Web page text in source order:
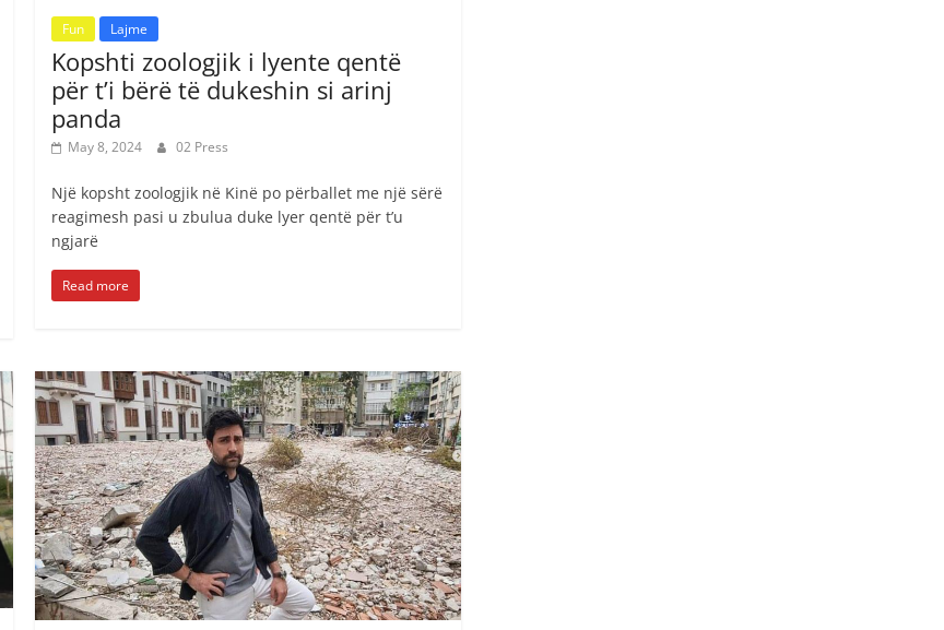
Fun Lajme
Kopshti zoologjik i lyente qentë
për t’i bërë të dukeshin si arinj
panda
May 8, 2024 02 Press
Një kopsht zoologjik në Kinë po përballet me një sërë
reagimesh pasi u zbulua duke lyer qentë për t’u
ngjarë
Read more